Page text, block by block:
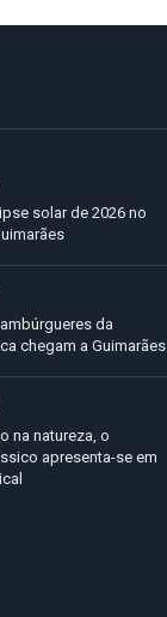
solar de 2026 no
da
chegam a Guimarães
na natureza, o
apresenta-se em